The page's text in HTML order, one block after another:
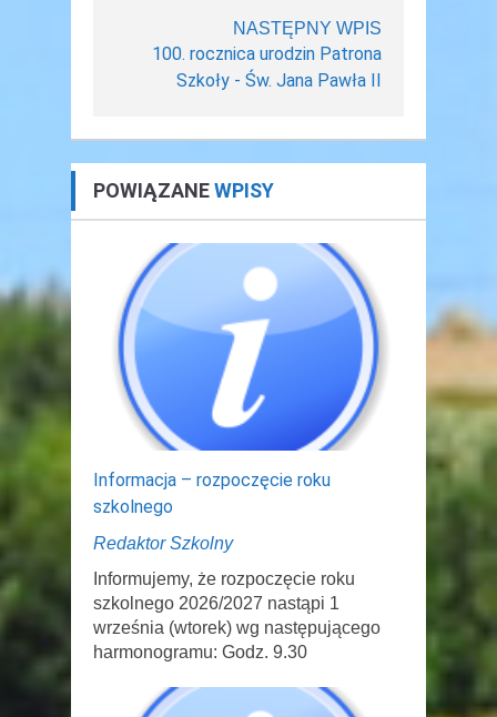
NASTĘPNY WPIS
100. rocznica urodzin Patrona
Szkoły - Św. Jana Pawła II
POWIĄZANEWPISY
Informacja – rozpoczęcie roku
szkolnego
Redaktor Szkolny
Informujemy, że rozpoczęcie roku
szkolnego 2026/2027 nastąpi 1
września (wtorek) wg następującego
harmonogramu: Godz. 9.30